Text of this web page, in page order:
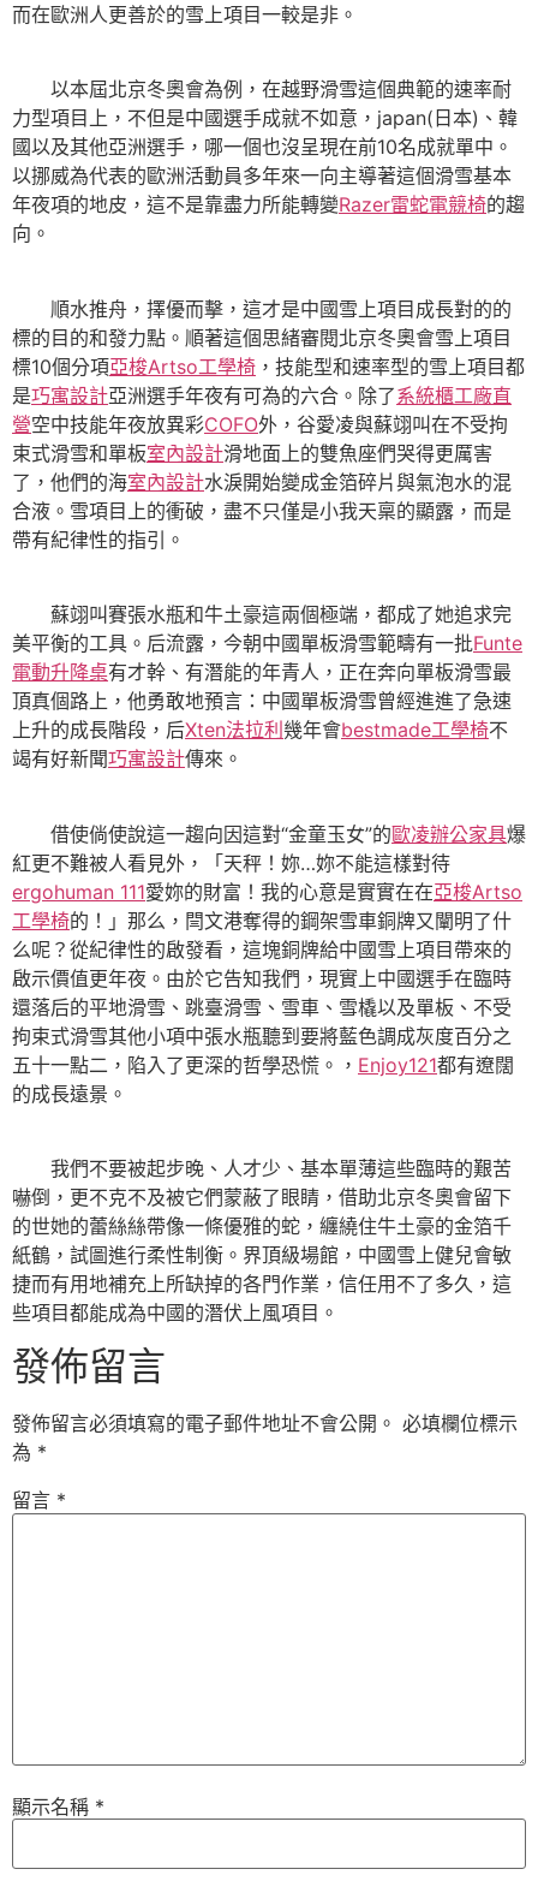
而在歐洲人更善於的雪上項目一較是非。
以本屆北京冬奧會為例，在越野滑雪這個典範的速率耐
力型項目上，不但是中國選手成就不如意，japan(日本)、韓
國以及其他亞洲選手，哪一個也沒呈現在前10名成就單中。
以挪威為代表的歐洲活動員多年來一向主導著這個滑雪基本
年夜項的地皮，這不是靠盡力所能轉變Razer雷蛇電競椅的趨
向。
順水推舟，擇優而擊，這才是中國雪上項目成長對的的
標的目的和發力點。順著這個思緒審閱北京冬奧會雪上項目
標10個分項亞梭Artso工學椅 ，技能型和速率型的雪上項目都
是巧寓設計亞洲選手年夜有可為的六合。除了系統櫃工廠直
營空中技能年夜放異彩COFO外，谷愛凌與蘇翊叫在不受拘
束式滑雪和單板室內設計滑地面上的雙魚座們哭得更厲害
了，他們的海室內設計水淚開始變成金箔碎片與氣泡水的混
合液。雪項目上的衝破，盡不只僅是小我天稟的顯露，而是
帶有紀律性的指引。
蘇翊叫賽張水瓶和牛土豪這兩個極端，都成了她追求完
美平衡的工具。后流露，今朝中國單板滑雪範疇有一批Funte
電動升降桌有才幹、有潛能的年青人，正在奔向單板滑雪最
頂真個路上，他勇敢地預言：中國單板滑雪曾經進進了急速
上升的成長階段，后Xten法拉利 幾年會bestmade工學椅不
竭有好新聞巧寓設計傳來。
借使倘使說這一趨向因這對“金童玉女”的歐凌辦公家具爆
紅更不難被人看見外，「天秤！妳…妳不能這樣對待
ergohuman 111愛妳的財富！我的心意是實實在在亞梭Artso
工學椅的！」那么，閆文港奪得的鋼架雪車銅牌又闡明了什
么呢？從紀律性的啟發看，這塊銅牌給中國雪上項目帶來的
啟示價值更年夜。由於它告知我們，現實上中國選手在臨時
還落后的平地滑雪、跳臺滑雪、雪車、雪橇以及單板、不受
拘束式滑雪其他小項中張水瓶聽到要將藍色調成灰度百分之
五十一點二，陷入了更深的哲學恐慌。， Enjoy121都有遼闊
的成長遠景。
我們不要被起步晚、人才少、基本單薄這些臨時的艱苦
嚇倒，更不克不及被它們蒙蔽了眼睛，借助北京冬奧會留下
的世她的蕾絲絲帶像一條優雅的蛇，纏繞住牛土豪的金箔千
紙鶴，試圖進行柔性制衡。界頂級場館，中國雪上健兒會敏
捷而有用地補充上所缺掉的各門作業，信任用不了多久，這
些項目都能成為中國的潛伏上風項目。
發佈留言
發佈留言必須填寫的電子郵件地址不會公開。 必填欄位標示
為 *
留言 *
顯示名稱 *